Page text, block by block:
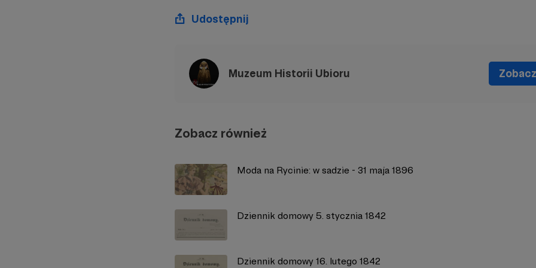
Udostępnij
Muzeum Historii Ubioru
Zobacz również
Moda na Rycinie: w sadzie - 31 maja 1896
Dziennik domowy 5. stycznia 1842
Dziennik domowy 16. lutego 1842